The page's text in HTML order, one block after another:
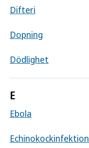
Difteri
Dopning
Dödlighet
E
Ebola
Echinokockinfektion